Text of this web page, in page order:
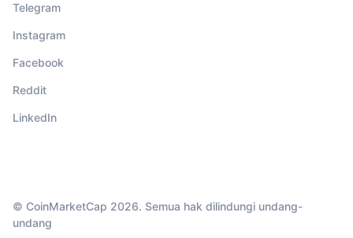
Telegram
Instagram
Facebook
Reddit
LinkedIn
© CoinMarketCap 2026. Semua hak dilindungi undang-
undang